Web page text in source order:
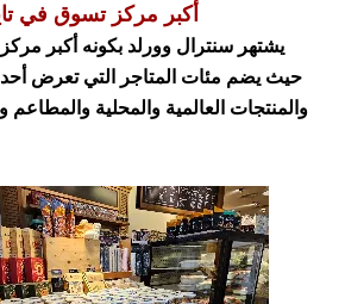
أكبر مركز تسوق في
يشتهر سنترال وورلد بكونه أكبر
حيث يضم مئات المتاجر التي تعرض
والمنتجات العالمية والمحلية والمطاعم